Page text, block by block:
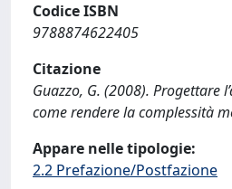
Codice ISBN
9788874622405
Citazione
Guazzo, G. (2008). Progettare
come rendere la complessità
Appare nelle tipologie:
2.2 Prefazione/Postfazione